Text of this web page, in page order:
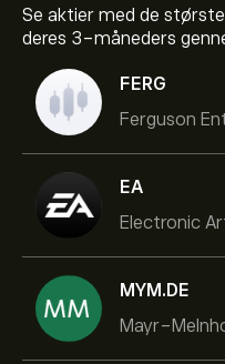
Se aktier med de
deres 3-måneders
FERG
Ferguson
EA
Electronic
MYM.DE
Mayr-